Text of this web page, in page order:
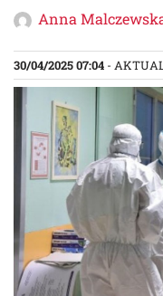
Anna
30/04/2025 07:04 -